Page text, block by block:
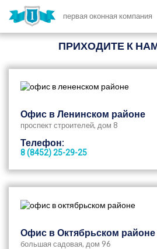
первая оконная компания
ПРИХОДИТЕ К
Офис в Ленинском районе
проспект строителей, дом 8
Телефон:
8 (8452) 25-29-25
Офис в Октябрьском районе
большая садовая, дом 96